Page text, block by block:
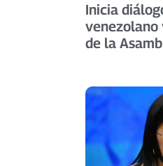
Inicia
venezolano
de la